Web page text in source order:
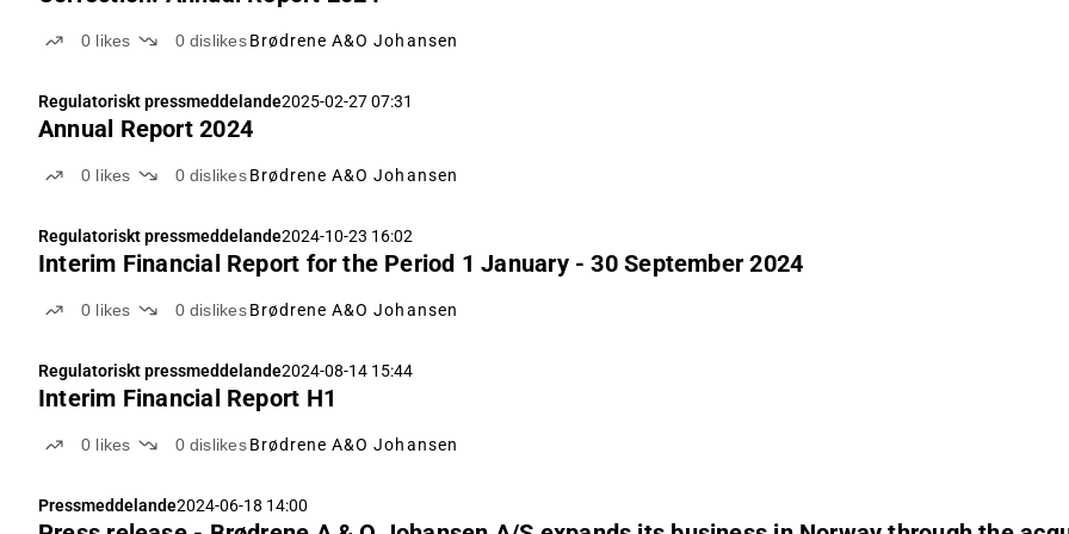
0 likes 0 dislikes Brødrene A&O Johansen
Regulatoriskt pressmeddelande2025-02-27 07:31
Annual Report 2024
0 likes 0 dislikes Brødrene A&O Johansen
Regulatoriskt pressmeddelande2024-10-23 16:02
Interim Financial Report for the Period 1 January - 30 September 2024
0 likes 0 dislikes Brødrene A&O Johansen
Regulatoriskt pressmeddelande2024-08-14 15:44
Interim Financial Report H1
0 likes 0 dislikes Brødrene A&O Johansen
Pressmeddelande2024-06-18 14:00